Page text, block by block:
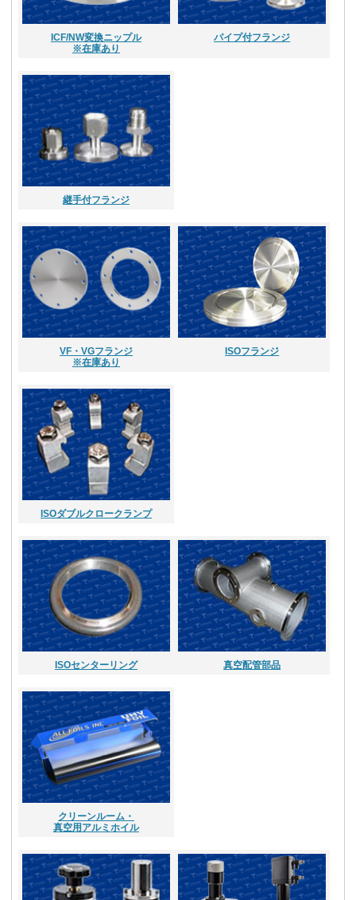
ICF/NW変換ニップル
※在庫あり
パイプ付フランジ
継手付フランジ
VF・VGフランジ
※在庫あり
ISOフランジ
ISOダブルクロークランプ
ISOセンターリング 真空配管部品
クリーンルーム・
真空用アルミホイル